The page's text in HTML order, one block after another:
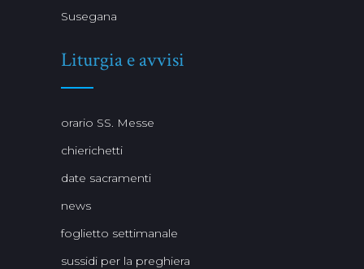
Susegana
Liturgia e avvisi
orario SS. Messe
chierichetti
date sacramenti
news
foglietto settimanale
sussidi per la preghiera